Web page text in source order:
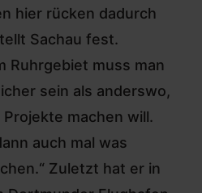
hier rücken dadurch
Sachau fest.
Ruhrgebiet muss man
sein als anderswo,
machen will.
auch mal was
Zuletzt hat er in